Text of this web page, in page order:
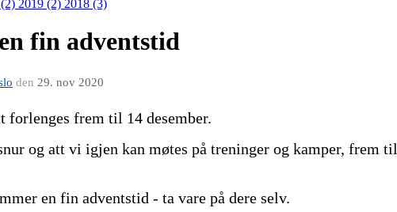
2019 (2) 2018 (3)
fin adventstid
den 29. nov 2020
forlenges frem til 14 desember.
og att vi igjen kan møtes på treninger og kamper, frem
en fin adventstid - ta vare på dere selv.